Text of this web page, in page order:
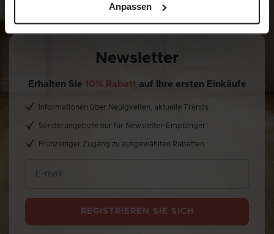
Anpassen
Newsletter
Erhalten Sie 10% Rabatt auf Ihre ersten Einkäufe
Informationen über Neuigkeiten, aktuelle Trends
Sonderangebote nur für Newsletter-Empfänger
Frühzeitiger Zugang zu ausgewählten Rabatten
REGISTRIEREN SIE SICH